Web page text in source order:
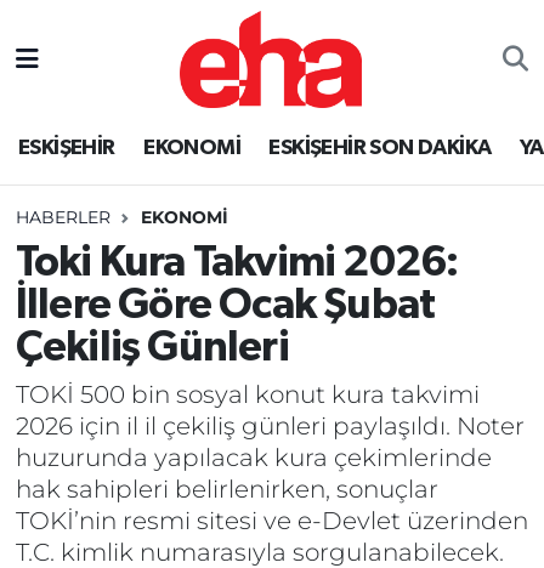
ESKİŞEHİR EKONOMİ ESKİŞEHİR SON DAKİKA
HABERLER EKONOMİ
Toki Kura Takvimi 2026:
İllere Göre Ocak Şubat
Çekiliş Günleri
TOKİ 500 bin sosyal konut kura takvimi
2026 için il il çekiliş günleri paylaşıldı. Noter
huzurunda yapılacak kura çekimlerinde
hak sahipleri belirlenirken, sonuçlar
TOKİ’nin resmi sitesi ve e-Devlet üzerinden
T.C. kimlik numarasıyla sorgulanabilecek.